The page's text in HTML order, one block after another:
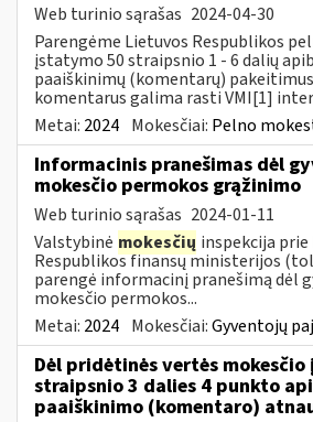
Web turinio sąrašas 2024-04-30
Parengėme Lietuvos Respublikos
įstatymo 50 straipsnio 1 - 6 dalių
paaiškinimų (komentarų)
komentarus galima rasti VMI[1]
Metai: 2024 Mokesčiai: Pelno
Informacinis pranešimas dėl
mokesčio permokos grąžinimo
Web turinio sąrašas 2024-01-11
Valstybinė mokesčių inspekcija
Respublikos finansų ministerijos
parengė informacinį pranešimą dėl
mokesčio permokos...
Metai: 2024 Mokesčiai:Gyventojų
Dėl pridėtinės vertės
straipsnio 3 dalies 4 punkto
paaiškinimo (komentaro)